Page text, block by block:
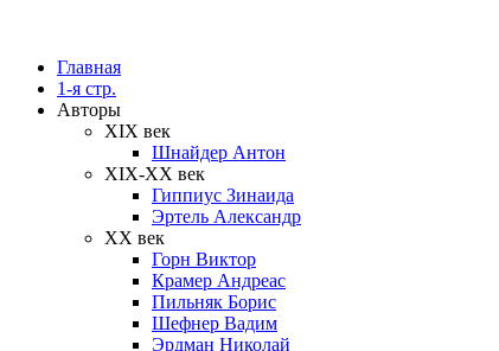
Главная
1-я стр.
Авторы
XIX век
Шнайдер Антон
XIX-XX век
Гиппиус Зинаида
Эртель Александр
XX век
Горн Виктор
Крамер Андреас
Пильняк Борис
Шефнер Вадим
Эрдман Николай